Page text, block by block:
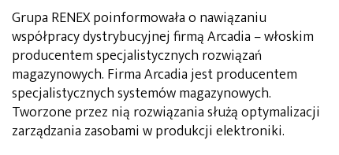
Grupa RENEX poinformowała o nawiązaniu
współpracy dystrybucyjnej firmą Arcadia – włoskim
producentem specjalistycznych rozwiązań
magazynowych. Firma Arcadia jest producentem
specjalistycznych systemów magazynowych.
Tworzone przez nią rozwiązania służą optymalizacji
zarządzania zasobami w produkcji elektroniki.